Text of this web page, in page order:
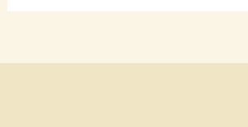
privé
spanning